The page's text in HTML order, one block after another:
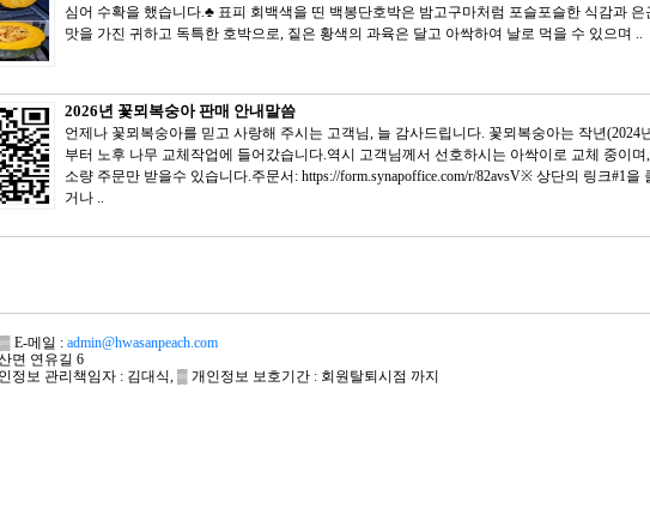
심어 수확을 했습니다.♣ 표피 회백색을 띤 백봉단호박은 밤고구마처럼 포슬포슬한 식감과 은
맛을 가진 귀하고 독특한 호박으로, 짙은 황색의 과육은 달고 아싹하여 날로 먹을 수 있으며 ..
2026년 꽃뫼복숭아 판매 안내말씀
언제나 꽃뫼복숭아를 믿고 사랑해 주시는 고객님, 늘 감사드립니다. 꽃뫼복숭아는 작년(2024
부터 노후 나무 교체작업에 들어갔습니다.역시 고객님께서 선호하시는 아싹이로 교체 중이며
소량 주문만 받을수 있습니다.주문서: https://form.synapoffice.com/r/82avsV※ 상단의 링크#1을
거나 ..
E-메일 : admin@hwasanpeach.com
면 연유길 6
정보 관리책임자 : 김대식, ▒ 개인정보 보호기간 : 회원탈퇴시점 까지